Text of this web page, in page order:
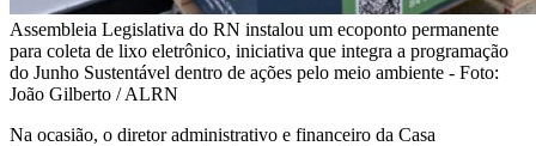
Assembleia Legislativa do RN instalou um ecoponto permanente
para coleta de lixo eletrônico, iniciativa que integra a programação
do Junho Sustentável dentro de ações pelo meio ambiente - Foto:
João Gilberto / ALRN
Na ocasião, o diretor administrativo e financeiro da Casa